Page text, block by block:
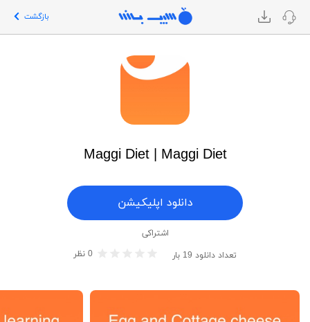
بازگشت
Maggi Diet | Maggi Diet
دانلود اپلیکیشن
اشتراکی
تعداد دانلود 19 بار 0 نظر